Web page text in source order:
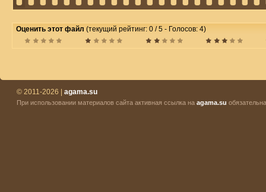
Оценить этот файл (текущий рейтинг: 0 / 5 - Голосов: 4)
© 2011-2026 | agama.su
При использовании материалов сайта активная ссылка на agama.su